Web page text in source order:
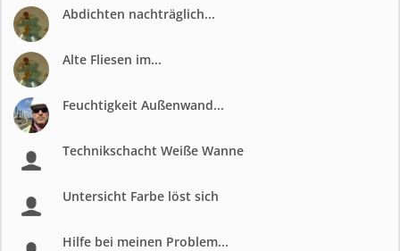
Abdichten nachträglich...
Alte Fliesen im...
Feuchtigkeit Außenwand...
Technikschacht Weiße Wanne
Untersicht Farbe löst sich
Hilfe bei meinen Problem...